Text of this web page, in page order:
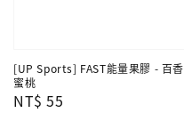
[UP Sports] FAST能量果膠 - 百香
蜜桃
Regular
NT$ 55